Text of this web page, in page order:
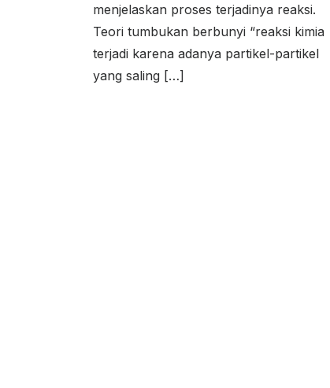
menjelaskan proses terjadinya reaksi.
Teori tumbukan berbunyi “reaksi kimia
terjadi karena adanya partikel-partikel
yang saling […]